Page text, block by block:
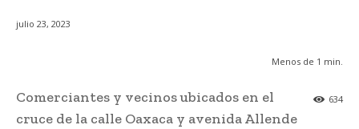
julio 23, 2023
Menos de 1 min.
634
Comerciantes y vecinos ubicados en el
cruce de la calle Oaxaca y avenida Allende